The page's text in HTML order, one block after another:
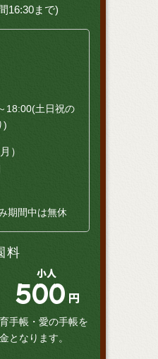
16:30まで)
18:00(土日祝の
)
）
期間中は無休
料
小人
500 円
手帳・愛の手帳を
となります。